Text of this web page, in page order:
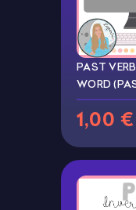
PAST
WORD
1,00 €